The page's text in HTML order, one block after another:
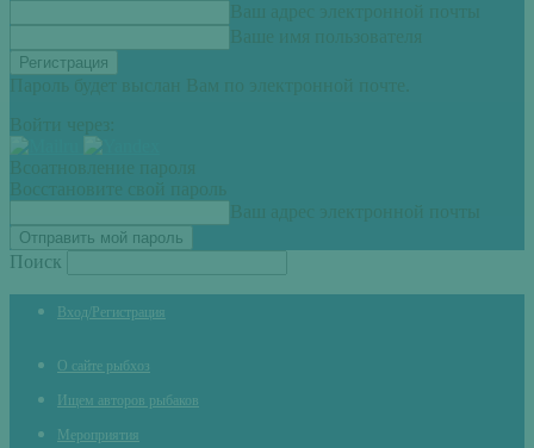
Ваш адрес электронной почты
Ваше имя пользователя
Пароль будет выслан Вам по электронной почте.
Войти через:
Всоатновление пароля
Восстановите свой пароль
Ваш адрес электронной почты
Поиск
Вход/Регистрация
О сайте рыбхоз
Ищем авторов рыбаков
Мероприятия